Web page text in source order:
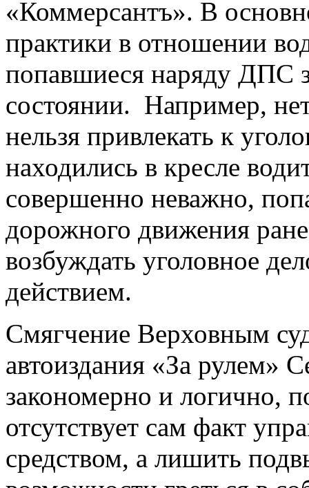
«Коммерсантъ». В
практики в отношении
попавшиеся наряду ДПС
состоянии. Например,
нельзя привлекать к
находились в кресле
совершенно неважно,
дорожного движения
возбуждать уголовное
действием.
Смягчение Верховным
автоиздания «За рулем»
закономерно и логично,
отсутствует сам факт
средством, а лишить